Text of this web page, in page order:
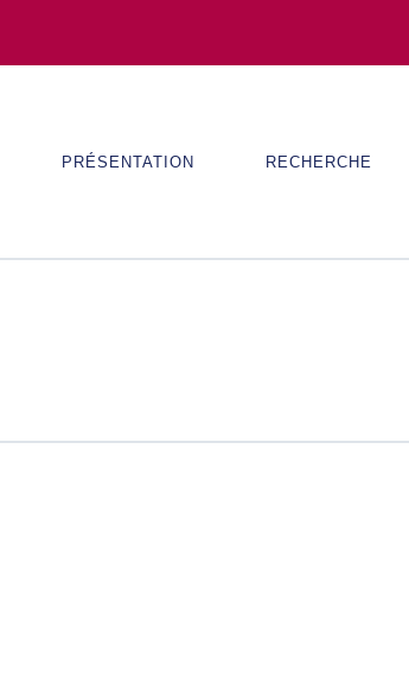
PRÉSENTATION RECHERCHE